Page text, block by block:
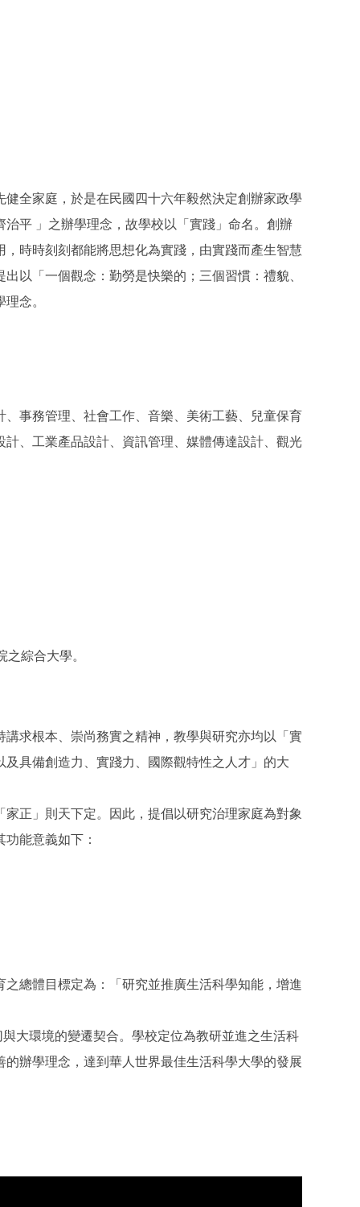
全家庭，於是在民國四十六年毅然決定創辦家政學
平 」之辦學理念，故學校以「實踐」命名。創辦
時時刻刻都能將思想化為實踐，由實踐而產生智慧
以「一個觀念：勤勞是快樂的；三個習慣：禮貌、
念。
事務管理、社會工作、音樂、美術工藝、兒童保育
、工業產品設計、資訊管理、媒體傳達設計、觀光
綜合大學。
求根本、崇尚務實之精神，教學與研究亦均以「實
具備創造力、實踐力、國際觀特性之人才」的大
正」則天下定。因此，提倡以研究治理家庭為對象
能意義如下：
總體目標定為：「研究並推廣生活科學知能，增進
大環境的變遷契合。學校定位為教研並進之生活科
辦學理念，達到華人世界最佳生活科學大學的發展